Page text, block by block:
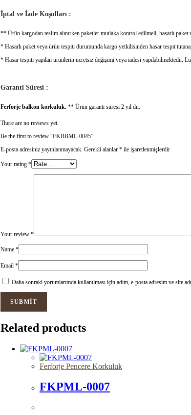
İptal ve İade Koşulları :
** Ürün kargodan teslim alınırken paketler mutlaka kontrol edilmeli, hasarlı paket
* Hasarlı paket veya ürün tespiti durumunda kargo yetkilisinden hasar tespit
* Hasar tespiti yapılan ürünlerin ücretsiz değişimi veya iadesi yapılabilmektedir.
Garanti Süresi :
Ferforje balkon korkuluk. ** Ürün garanti süresi 2 yıl dır.
There are no reviews yet.
Be the first to review “FKBBML-0045”
E-posta adresiniz yayınlanmayacak. Gerekli alanlar *ile işaretlenmişlerdir
Your rating *
Your review *
Name *
Email *
Daha sonraki yorumlarımda kullanılması için adım, e-posta adresim ve site
Related products
Ferforje Pencere Korkuluk
FKPML-0007